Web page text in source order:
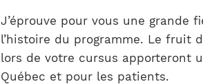
J’éprouve pour vous une grande
l’histoire du programme. Le fruit
lors de votre cursus apporteront
Québec et pour les patients.